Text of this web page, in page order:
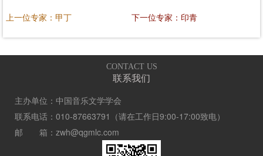
上一位专家：甲丁 下一位专家：印青
CONTACT US
联系我们
主办单位：中国音乐文学学会
联系电话：010-87663791（请在工作日9:00-17:00致电）
邮 箱：zwh@qgmlc.com